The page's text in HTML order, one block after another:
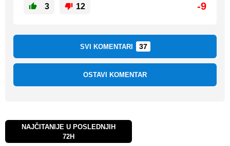
3 12 -9
SVI KOMENTARI 37
OSTAVI KOMENTAR
NAJČITANIJE U POSLEDNJIH
72H